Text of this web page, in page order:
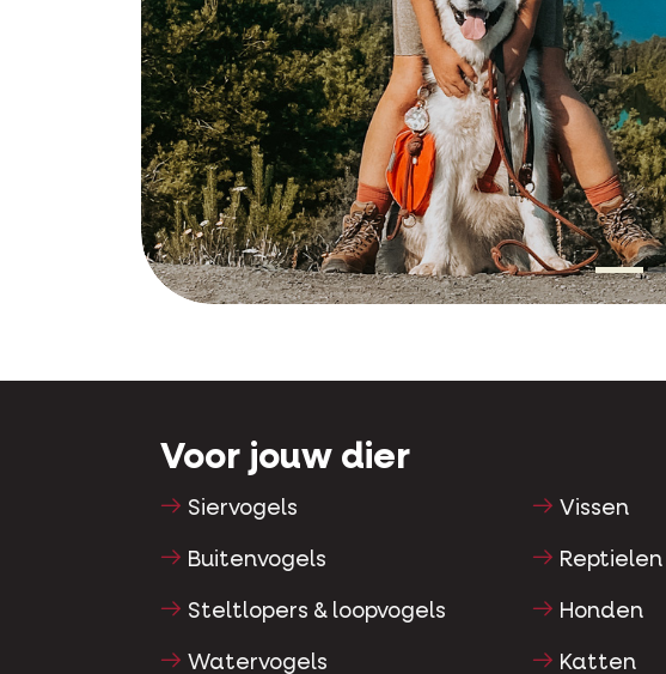
enorme eetlust en staat hij
uur te huilen voor eten!
Voor jouw dier
Siervogels
Buitenvogels
Steltlopers & loopvogels
Watervogels
Vissen
Reptielen
Honden
Katten